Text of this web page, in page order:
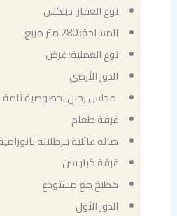
نوع العقار: دبلكس
المساحة: 280 متر مربع
نوع العملية: عرض
الدور الأرضي
⁠ مجلس رجال بخصوصية تامة
⁠غرفة طعام
⁠صالة عائلية بـإطلالة
⁠غرفة كبار سن
⁠مطبخ مع مستودع
الدور الأول